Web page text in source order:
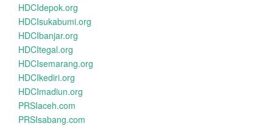
HDCIdepok.org
HDCIsukabumi.org
HDCIbanjar.org
HDCItegal.org
HDCIsemarang.org
HDCIkediri.org
HDCImadiun.org
PRSIaceh.com
PRSIsabang.com